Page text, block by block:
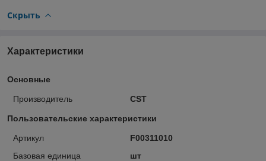
Скрыть
Характеристики
Основные
Производитель CST
Пользовательские характеристики
Артикул
F00311010
Базовая единица
шт